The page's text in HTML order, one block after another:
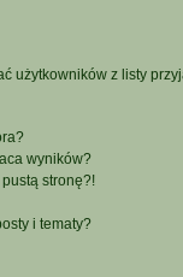
użytkowników z listy
wyników?
stronę?!
i tematy?